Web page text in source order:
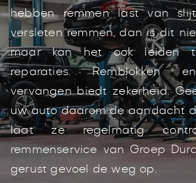
hebben remmen last van
versleten remmen, dan is dit
maar kan het ook leiden
reparaties. Remblokken
vervangen biedt zekerheid.
uw auto daarom de aandacht
laat ze regelmatig
remmenservice van Groep
gerust gevoel de weg op.